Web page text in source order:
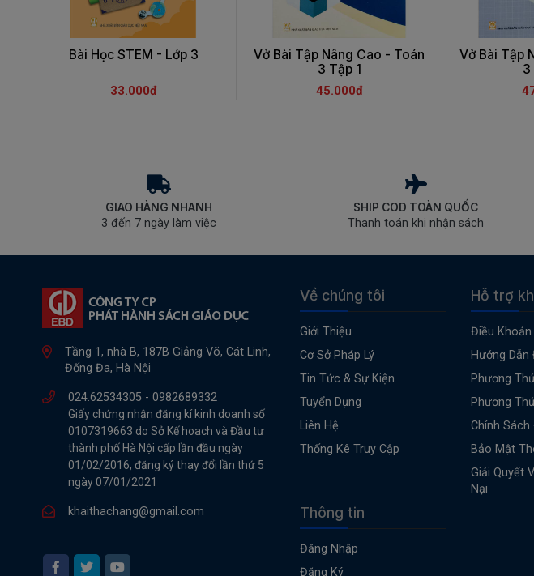
Bài Học STEM - Lớp 3
33.000đ
Vở Bài Tập Nâng Cao - Toán
3 Tập 1
45.000đ
Vở Bài Tập
3
GIAO HÀNG NHANH
3 đến 7 ngày làm việc
SHIP COD TOÀN QUỐC
Thanh toán khi nhận sách
Tầng 1, nhà B, 187B Giảng Võ, Cát Linh,
Đống Đa, Hà Nội
024.62534305 - 0982689332
Giấy chứng nhận đăng kí kinh doanh số
0107319663 do Sở Kế hoach và Đầu tư
thành phố Hà Nội cấp lần đầu ngày
01/02/2016, đăng ký thay đổi lần thứ 5
ngày 07/01/2021
khaithachang@gmail.com
Về chúng tôi
Giới Thiệu
Cơ Sở Pháp Lý
Tin Tức & Sự Kiện
Tuyển Dụng
Liên Hệ
Thống Kê Truy Cập
Hỗ trợ
Điều Khoản
Hướng
Phương
Phương
Chính Sách
Bảo Mật
Giải Quyết
Nại
Thông tin
Đăng Nhập
Đăng Ký